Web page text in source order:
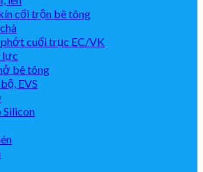
cối trộn bê tông
cuối trục EC/VK
lực
bê tông
EVS
Silicon